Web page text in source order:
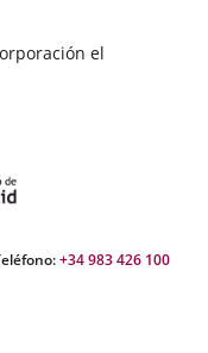
el
+34 983 426 100